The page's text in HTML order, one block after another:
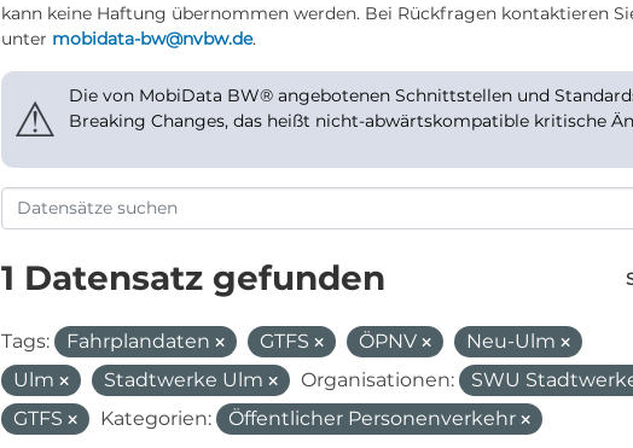
kann keine Haftung übernommen werden. Bei Rückfragen kontaktieren
unter mobidata-bw@nvbw.de.
⚠
Die von MobiData BW® angebotenen Schnittstellen und
Breaking Changes, das heißt nicht-abwärtskompatible kritische
1 Datensatz gefunden
Tags: Fahrplandaten GTFS ÖPNV
Neu-Ulm
Ulm
Stadtwerke Ulm Organisationen: SWU
GTFS
Kategorien: Öffentlicher Personenverkehr